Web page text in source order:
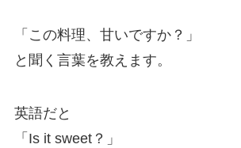
「この料理、甘いですか？」
と聞く言葉を教えます。
英語だと
「Is it sweet？」